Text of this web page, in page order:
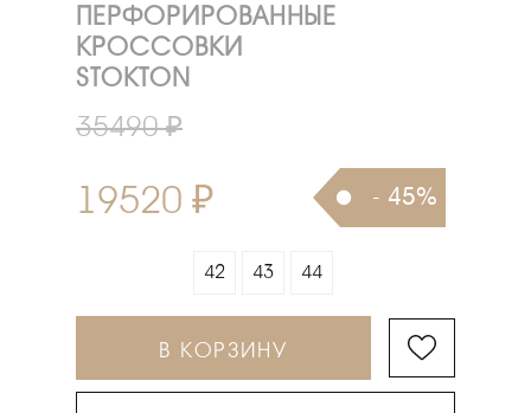
ПЕРФОРИРОВАННЫЕ
КРОССОВКИ
STOKTON
35490 ₽
19520 ₽ - 45%
42 43 44
В КОРЗИНУ